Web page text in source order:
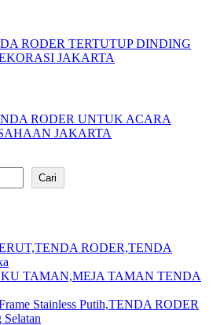
RODER TERTUTUP DINDING
JAKARTA
RODER UNTUK ACARA
JAKARTA
Cari
RODER,TENDA
TAMAN,MEJA TAMAN TENDA
Stainless Putih,TENDA RODER
Selatan